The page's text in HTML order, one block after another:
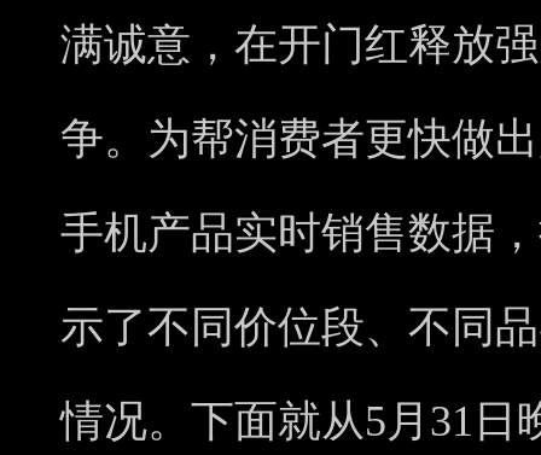
满诚意，在开门红释放
争。为帮消费者更快做
手机产品实时销售数据
示了不同价位段、不同
情况。下面就从5月31日